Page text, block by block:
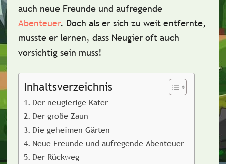
auch neue Freunde und aufregende
Abenteuer. Doch als er sich zu weit entfernte,
musste er lernen, dass Neugier oft auch
vorsichtig sein muss!
Inhaltsverzeichnis
Der neugierige Kater
Der große Zaun
Die geheimen Gärten
Neue Freunde und aufregende Abenteuer
Der Rückweg